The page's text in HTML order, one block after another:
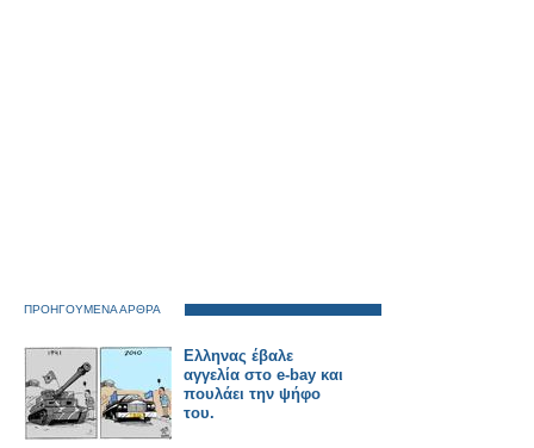
ΠΡΟΗΓΟΥΜΕΝΑ ΑΡΘΡΑ
Ελληνας έβαλε
αγγελία στο e-bay και
πουλάει την ψήφο
του.